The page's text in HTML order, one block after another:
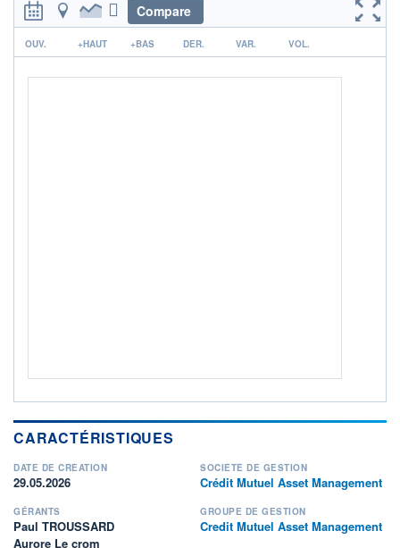
ACTIF NET (EUR)
210M / 31.07.26
NOTATION MORNINGSTAR ⁽¹⁾
Compare
r
OUV. +HAUT +BAS DER. VAR. VOL.
CARACTÉRISTIQUES
DATE DE CRÉATION
29.05.2026
SOCIÉTÉ DE GESTION
Crédit Mutuel Asset Management
GÉRANTS
Paul TROUSSARD
Aurore Le crom
GROUPE DE GESTION
Credit Mutuel Asset Management